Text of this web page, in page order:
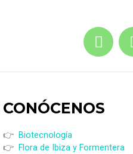
CONÓCENOS
👉 Biotecnología
👉 Flora de Ibiza y Formentera